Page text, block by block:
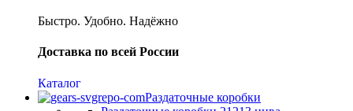
Быстро. Удобно. Надёжно
Доставка по всей России
Каталог
Раздаточные коробки